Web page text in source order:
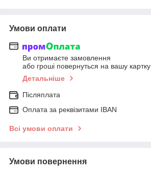
Умови оплати
Ви отримаєте замовлення
або гроші повернуться на вашу картку
Детальніше
Післяплата
Оплата за реквізитами IBAN
Всі умови оплати
Умови повернення